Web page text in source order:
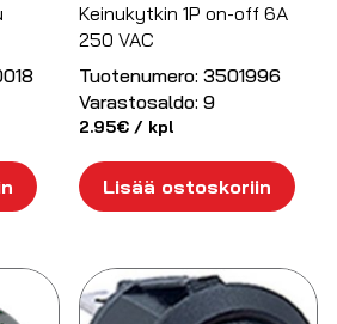
Keinukytkin 1P on-off 6A
250 VAC
Tuotenumero: 3501996
Varastosaldo: 9
2.95€ / kpl
Lisää ostoskoriin